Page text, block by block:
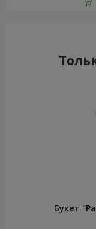
Букет